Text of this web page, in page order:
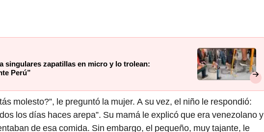
singulares zapatillas en micro y lo trolean:
Perú”
molesto?”, le preguntó la mujer. A su vez, el niño le respondió:
los días haces arepa”. Su mamá le explicó que era venezolano y
de esa comida. Sin embargo, el pequeño, muy tajante, le